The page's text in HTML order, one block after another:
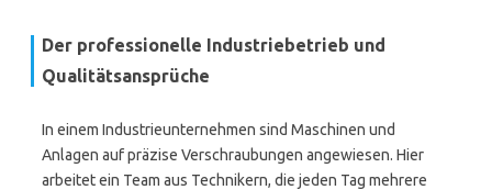
Der professionelle Industriebetrieb und
Qualitätsansprüche
In einem Industrieunternehmen sind Maschinen und
Anlagen auf präzise Verschraubungen angewiesen. Hier
arbeitet ein Team aus Technikern, die jeden Tag mehrere